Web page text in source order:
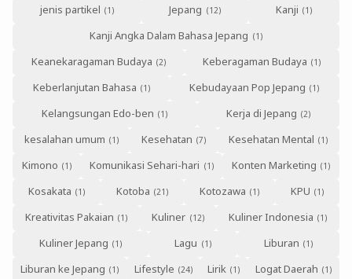
jenis partikel
Jepang
Kanji
Kanji Angka Dalam Bahasa Jepang
Keanekaragaman Budaya
Keberagaman Budaya
Keberlanjutan Bahasa
Kebudayaan Pop Jepang
Kelangsungan Edo-ben
Kerja di Jepang
kesalahan umum
Kesehatan
Kesehatan Mental
Kimono
Komunikasi Sehari-hari
Konten Marketing
Kosakata
Kotoba Kotozawa
KPU
Kreativitas Pakaian
Kuliner
Kuliner Indonesia
Kuliner Jepang
Lagu
Liburan
Liburan ke Jepang
Lifestyle Lirik
Logat Daerah